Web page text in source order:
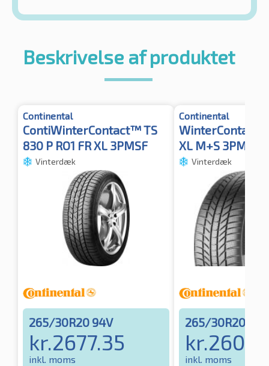
Beskrivelse af produktet
Continental
ContiWinterContact™ TS
830 P RO1 FR XL 3PMSF
Vinterdæk
265/30R20 94V
kr.2677.35
inkl. moms
Continental
WinterContact
XL M+S 3PMSF
Vinterdæk
265/30R20
kr.
inkl. moms